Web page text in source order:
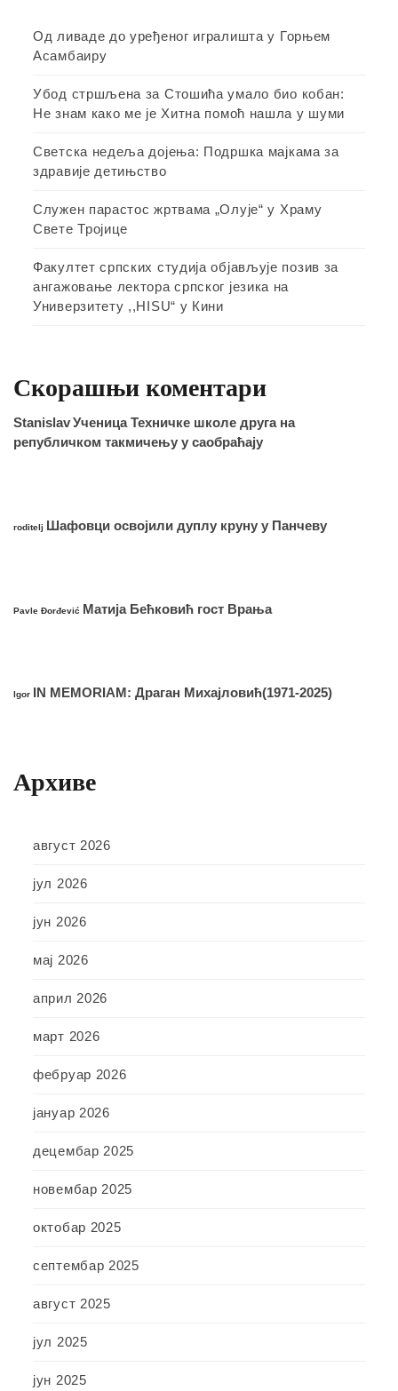
Од ливаде до уређеног игралишта у Горњем
Асамбаиру
Убод стршљена за Стошића умало био кобан:
Не знам како ме је Хитна помоћ нашла у шуми
Светска недеља дојења: Подршка мајкама за
здравије детињство
Служен парастос жртвама „Олује“ у Храму
Свете Тројице
Факултет српских студија објављује позив за
ангажовање лектора српског језика на
Универзитету ,,HISU“ у Кини
Скорашњи коментари
StanislavУченица Техничке школе друга на
републичком такмичењу у саобраћају
roditelj Шафовци освојили дуплу круну у Панчеву
Pavle Đorđević Матија Бећковић гост Врања
Igor IN MEMORIAM: Драган Михајловић(1971-2025)
Архиве
август 2026
јул 2026
јун 2026
мај 2026
април 2026
март 2026
фебруар 2026
јануар 2026
децембар 2025
новембар 2025
октобар 2025
септембар 2025
август 2025
јул 2025
јун 2025